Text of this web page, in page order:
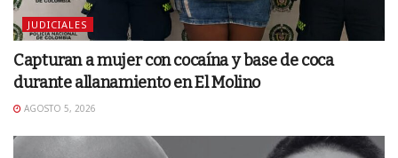
JUDICIALES
Capturan a mujer con cocaína y base de coca
durante allanamiento en El Molino
AGOSTO 5, 2026